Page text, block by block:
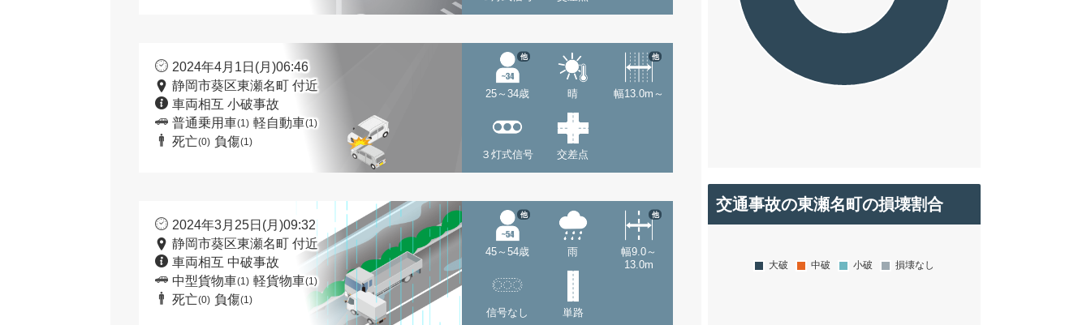
2024年4月1日(月)06:46
静岡市葵区東瀬名町 付近
車両相互 小破事故
普通乗用車(1) 軽自動車(1)
死亡(0) 負傷(1)
25～34歳
他
晴 幅13.0m～
他
３灯式信号 交差点
2024年3月25日(月)09:32
静岡市葵区東瀬名町 付近
車両相互 中破事故
中型貨物車(1) 軽貨物車(1)
死亡(0) 負傷(1)
45～54歳
他
雨
幅9.0～
13.0m
他
信号なし 単路
交通事故の東瀬名町の損壊割合